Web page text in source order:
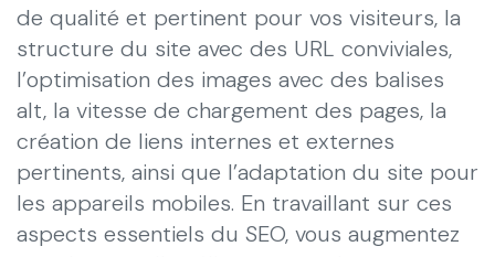
de qualité et pertinent pour vos visiteurs, la
structure du site avec des URL conviviales,
l’optimisation des images avec des balises
alt, la vitesse de chargement des pages, la
création de liens internes et externes
pertinents, ainsi que l’adaptation du site pour
les appareils mobiles. En travaillant sur ces
aspects essentiels du SEO, vous augmentez